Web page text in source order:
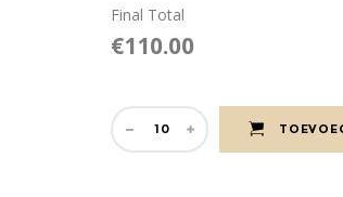
Final Total
€110.00